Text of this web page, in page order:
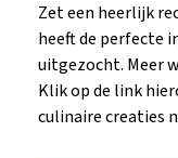
Zet een heerlijk
heeft de perfecte
uitgezocht. Meer
Klik op de link
culinaire creaties